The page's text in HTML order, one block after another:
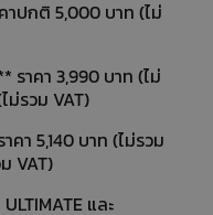
าปกติ 5,000 บาท (ไม่
คา 3,990 บาท (ไม่
ม่รวม VAT)
5,140 บาท (ไม่รวม
VAT)
และ